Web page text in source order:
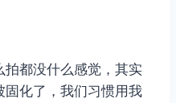
都没什么感觉，其实
化了，我们习惯用我